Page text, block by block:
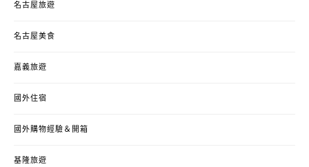
名古屋旅遊
名古屋美食
嘉義旅遊
國外住宿
國外購物經驗＆開箱
基隆旅遊